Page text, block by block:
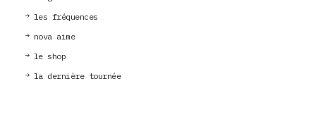
les fréquences
nova aime
le shop
la dernière tournée